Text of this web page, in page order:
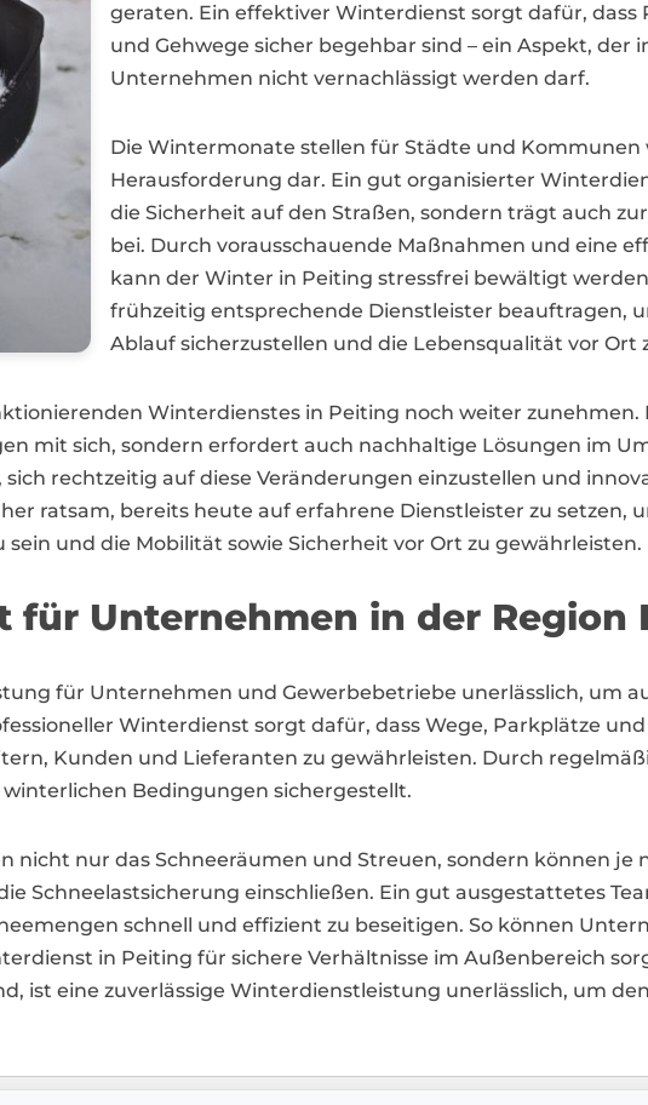
geraten. Ein effektiver Winterdienst sorgt dafür, dass
und Gehwege sicher begehbar sind – ein Aspekt, der
Unternehmen nicht vernachlässigt werden darf.
Die Wintermonate stellen für Städte und Kommunen
Herausforderung dar. Ein gut organisierter
die Sicherheit auf den Straßen, sondern trägt auch
bei. Durch vorausschauende Maßnahmen und eine
kann der Winter in Peiting stressfrei bewältigt
frühzeitig entsprechende Dienstleister beauftragen,
Ablauf sicherzustellen und die Lebensqualität vor Ort
Winterdienstes in Peiting noch weiter
mit sich, sondern erfordert auch nachhaltige Lösungen im
rechtzeitig auf diese Veränderungen einzustellen und
ratsam, bereits heute auf erfahrene Dienstleister zu setzen,
und die Mobilität sowie Sicherheit vor Ort zu gewährleisten.
Unternehmen in der Region
für Unternehmen und Gewerbebetriebe unerlässlich, um
Winterdienst sorgt dafür, dass Wege, Parkplätze
Kunden und Lieferanten zu gewährleisten. Durch
Bedingungen sichergestellt.
nicht nur das Schneeräumen und Streuen, sondern können je
Schneelastsicherung einschließen. Ein gut ausgestattetes
schnell und effizient zu beseitigen. So können
in Peiting für sichere Verhältnisse im Außenbereich
ist eine zuverlässige Winterdienstleistung unerlässlich, um